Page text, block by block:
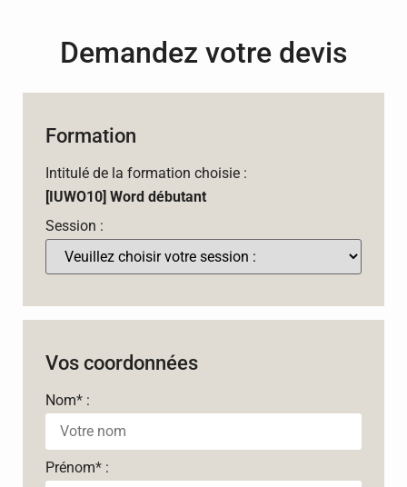
Demandez votre devis
Formation
Intitulé de la formation choisie :
[IUWO10] Word débutant
Session :
Vos coordonnées
Nom* :
Prénom* :